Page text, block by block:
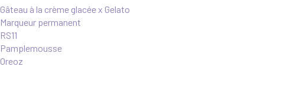
Gâteau à la crème glacée x Gelato
Marqueur permanent
RS11
Pamplemousse
Oreoz